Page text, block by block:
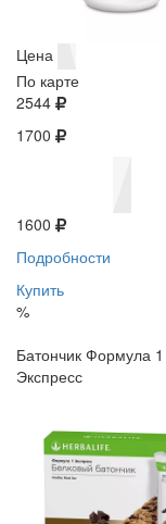
Цена
По карте
2544
1700
1600
Подробности
Купить
%
Батончик Формула 1
Экспресс